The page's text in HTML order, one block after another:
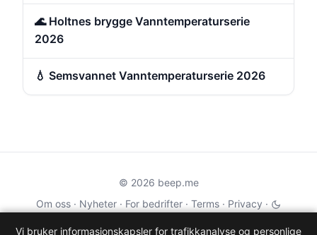
🌊 Holtnes brygge Vanntemperaturserie
2026
💧 Semsvannet Vanntemperaturserie 2026
© 2026 beep.me
Om oss · Nyheter · For bedrifter · Terms · Privacy ·
·Wikidata·OMDb
Vi bruker informasjonskapsler for trafikkanalyse og personlige